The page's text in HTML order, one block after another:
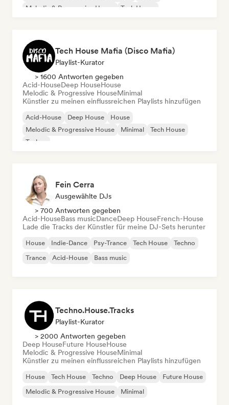
Melodic & Progressive House
Tech House
Tech House Mafia (Disco Mafia)
Playlist-Kurator
> 1600 Antworten gegeben
Acid-HouseDeep HouseHouse
Melodic & Progressive HouseMinimal
Künstler zu meinen einflussreichen Playlists hinzufügen
Acid-House Deep House
House
Melodic & Progressive House
Minimal
Tech House
Techno
Fein Cerra
Ausgewählte DJs
> 700 Antworten gegeben
Acid-HouseBass musicDanceDeep HouseFrench-House
Lade die Tracks der Künstler für meine DJ-Sets herunter
House Indie-Dance Psy-Trance Tech House
Techno
Trance
Acid-House Bass music
Techno.House.Tracks
Playlist-Kurator
> 2000 Antworten gegeben
Deep HouseFuture HouseHouse
Melodic & Progressive HouseMinimal
Künstler zu meinen einflussreichen Playlists hinzufügen
House Tech House Techno Deep House
Future House
Melodic & Progressive House
Minimal